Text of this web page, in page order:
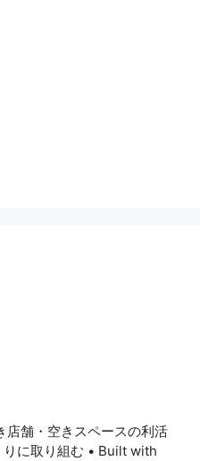
舗・空きスペースの利活
に取り組む • Built with